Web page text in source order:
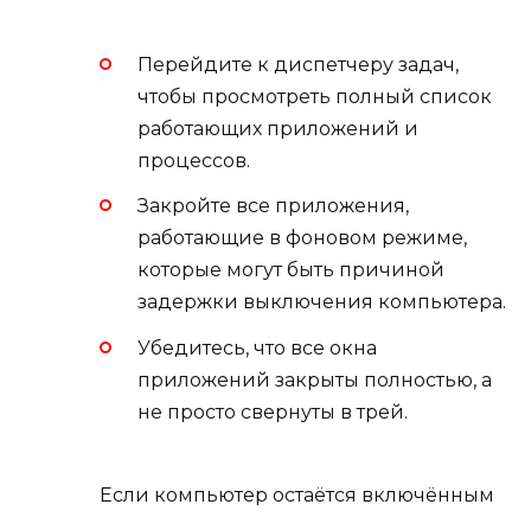
Перейдите к диспетчеру задач,
чтобы просмотреть полный список
работающих приложений и
процессов.
Закройте все приложения,
работающие в фоновом режиме,
которые могут быть причиной
задержки выключения компьютера.
Убедитесь, что все окна
приложений закрыты полностью, а
не просто свернуты в трей.
Если компьютер остаётся включённым